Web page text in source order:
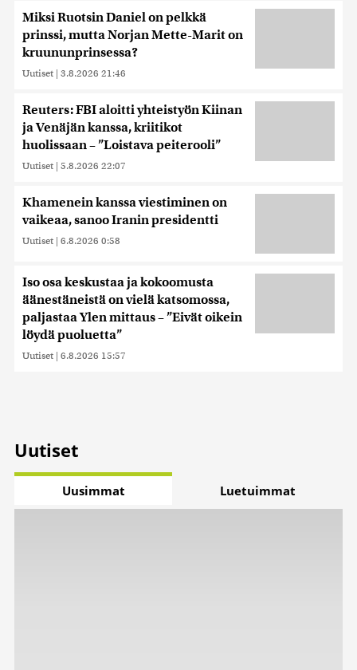
Miksi Ruotsin Daniel on pelkkä
prinssi, mutta Norjan Mette-Marit on
kruununprinsessa?
Uutiset | 3.8.2026 21:46
Reuters: FBI aloitti yhteistyön Kiinan
ja Venäjän kanssa, kriitikot
huolissaan – ”Loistava peiterooli”
Uutiset | 5.8.2026 22:07
Khamenein kanssa viestiminen on
vaikeaa, sanoo Iranin presidentti
Uutiset | 6.8.2026 0:58
Iso osa keskustaa ja kokoomusta
äänestäneistä on vielä katsomossa,
paljastaa Ylen mittaus – ”Eivät oikein
löydä puoluetta”
Uutiset | 6.8.2026 15:57
Uutiset
Uusimmat Luetuimmat